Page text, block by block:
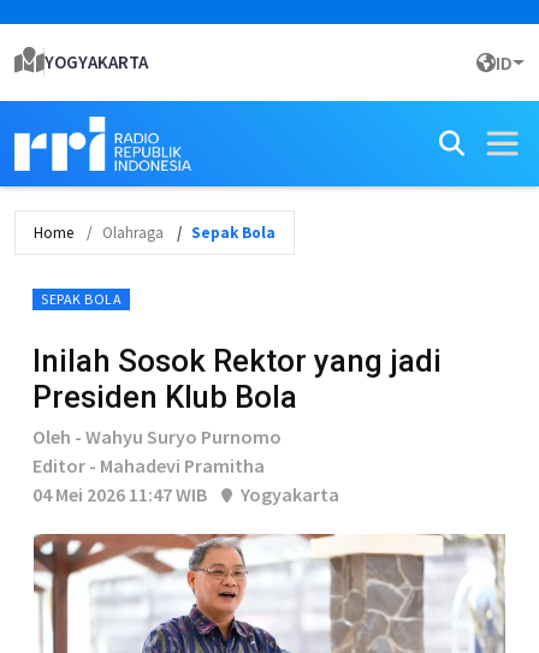
YOGYAKARTA ID
Home Olahraga Sepak Bola
SEPAK BOLA
Inilah Sosok Rektor yang jadi
Presiden Klub Bola
Oleh - Wahyu Suryo Purnomo
Editor - Mahadevi Pramitha
04 Mei 2026 11:47 WIB
Yogyakarta